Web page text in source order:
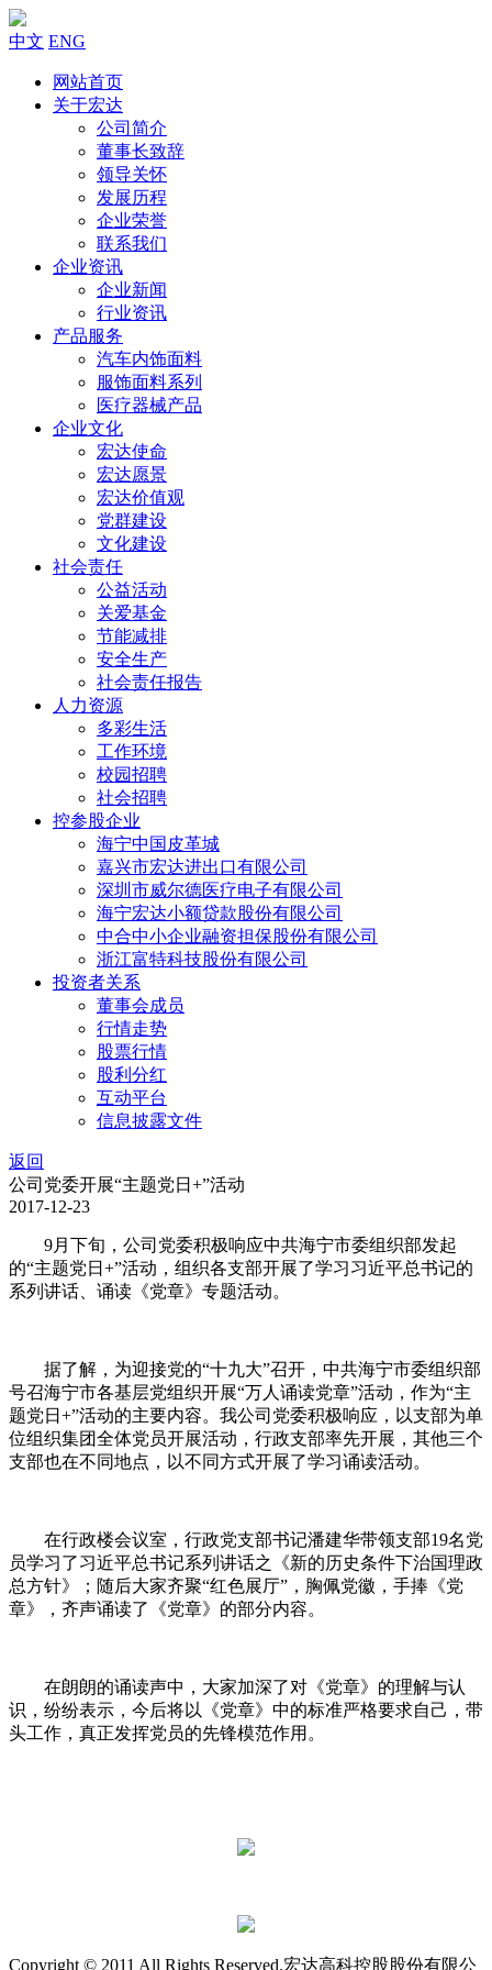
中文 ENG
网站首页
关于宏达
公司简介
董事长致辞
领导关怀
发展历程
企业荣誉
联系我们
企业资讯
企业新闻
行业资讯
产品服务
汽车内饰面料
服饰面料系列
医疗器械产品
企业文化
宏达使命
宏达愿景
宏达价值观
党群建设
文化建设
社会责任
公益活动
关爱基金
节能减排
安全生产
社会责任报告
人力资源
多彩生活
工作环境
校园招聘
社会招聘
控参股企业
海宁中国皮革城
嘉兴市宏达进出口有限公司
深圳市威尔德医疗电子有限公司
海宁宏达小额贷款股份有限公司
中合中小企业融资担保股份有限公司
浙江富特科技股份有限公司
投资者关系
董事会成员
行情走势
股票行情
股利分红
互动平台
信息披露文件
返回
公司党委开展“主题党日+”活动
2017-12-23
9月下旬，公司党委积极响应中共海宁市委组织部发起
的“主题党日+”活动，组织各支部开展了学习习近平总书记的
系列讲话、诵读《党章》专题活动。
据了解，为迎接党的“十九大”召开，中共海宁市委组织部
号召海宁市各基层党组织开展“万人诵读党章”活动，作为“主
题党日+”活动的主要内容。我公司党委积极响应，以支部为单
位组织集团全体党员开展活动，行政支部率先开展，其他三个
支部也在不同地点，以不同方式开展了学习诵读活动。
在行政楼会议室，行政党支部书记潘建华带领支部19名党
员学习了习近平总书记系列讲话之《新的历史条件下治国理政
总方针》；随后大家齐聚“红色展厅”，胸佩党徽，手捧《党
章》，齐声诵读了《党章》的部分内容。
在朗朗的诵读声中，大家加深了对《党章》的理解与认
识，纷纷表示，今后将以《党章》中的标准严格要求自己，带
头工作，真正发挥党员的先锋模范作用。
Copyright © 2011 All Rights Reserved.宏达高科控股股份有限公